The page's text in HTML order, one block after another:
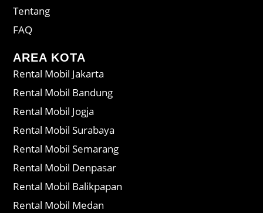
Tentang
FAQ
AREA KOTA
Rental Mobil Jakarta
Rental Mobil Bandung
Rental Mobil Jogja
Rental Mobil Surabaya
Rental Mobil Semarang
Rental Mobil Denpasar
Rental Mobil Balikpapan
Rental Mobil Medan